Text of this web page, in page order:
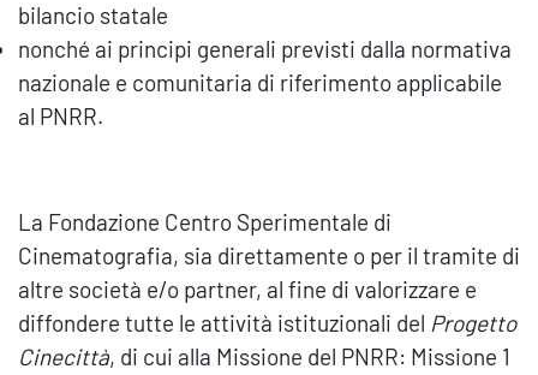
bilancio statale
nonché ai principi generali previsti dalla normativa
nazionale e comunitaria di riferimento applicabile
al PNRR.
La Fondazione Centro Sperimentale di
Cinematografia, sia direttamente o per il tramite di
altre società e/o partner, al fine di valorizzare e
diffondere tutte le attività istituzionali del Progetto
Cinecittà, di cui alla Missione del PNRR: Missione 1